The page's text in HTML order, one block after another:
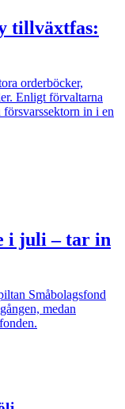
tillväxtfas:
orderböcker,
Enligt förvaltarna
in i en
i juli – tar in
Småbolagsfond
medan